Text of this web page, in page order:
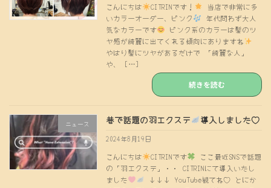
こんにちは CITRINです！
当店で非常に多
いカラーオーダー、ピンク
年代問わず大人
気なカラーです
ピンク系のカラーは髪のツ
ヤ感が綺麗に出てくれる傾向にありますね
やはり髪にツヤがあるだけで 「綺麗な人」
や、 […]
続きを読む
ニュース 巷で話題の羽エクステ 導入しました♡
2024年8月19日
こんにちは CITRINです
ここ最近SNSで話題
の「羽エクステ」・・ CITRINにて導入いたし
ました
↓↓↓ YouTube観てね♡ とにか